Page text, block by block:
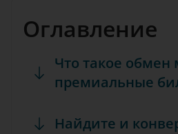
Оглавление
Что такое обмен
премиальные
Найдите и